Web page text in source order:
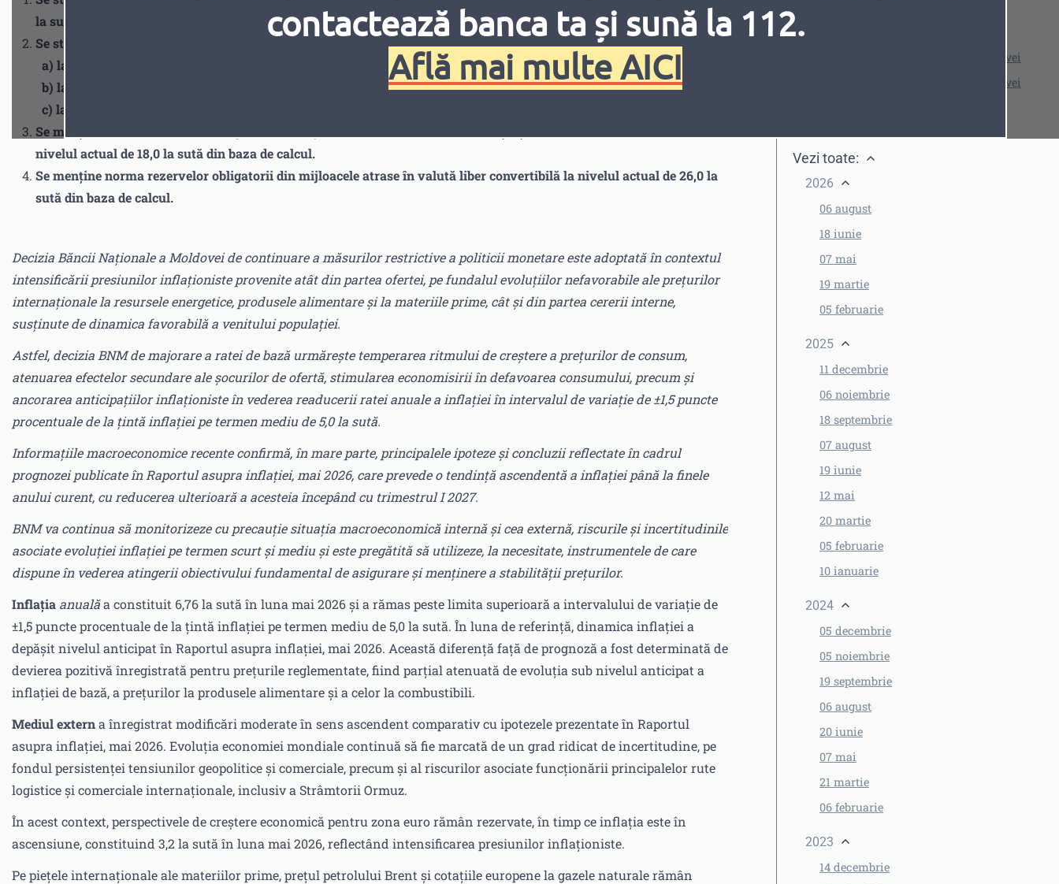
Fonturi Cursor
contactează banca ta și sună la 112.
Află mai multe AICI
la sută anual.
Se stabilesc ratele de dobândă:
a) la creditele overnight, la nivelul de 9,00 la sută anual;
b) la operațiunile repo, la nivelul de 7,25 la sută anual;
c) la depozitele overnight, la nivelul de 5,00 la sută anual.
Se menține norma rezervelor obligatorii din mijloacele atrase în lei moldovenești și în valută neconvertibilă la
nivelul actual de 18,0 la sută din baza de calcul.
Se menține norma rezervelor obligatorii din mijloacele atrase în valută liber convertibilă la nivelul actual de 26,0 la
sută din baza de calcul.
Decizia Băncii Naționale a Moldovei de continuare a măsurilor restrictive a politicii monetare este adoptată în contextul
intensificării presiunilor inflaționiste provenite atât din partea ofertei, pe fundalul evoluțiilor nefavorabile ale prețurilor
internaționale la resursele energetice, produsele alimentare și la materiile prime, cât și din partea cererii interne,
susținute de dinamica favorabilă a venitului populației.
Astfel, decizia BNM de majorare a ratei de bază urmărește temperarea ritmului de creștere a prețurilor de consum,
atenuarea efectelor secundare ale șocurilor de ofertă, stimularea economisirii în defavoarea consumului, precum și
ancorarea anticipațiilor inflaționiste în vederea readucerii ratei anuale a inflației în intervalul de variație de ±1,5 puncte
procentuale de la țintă inflației pe termen mediu de 5,0 la sută.
Informațiile macroeconomice recente confirmă, în mare parte, principalele ipoteze și concluzii reflectate în cadrul
prognozei publicate în Raportul asupra inflației, mai 2026, care prevede o tendință ascendentă a inflației până la finele
anului curent, cu reducerea ulterioară a acesteia începând cu trimestrul I 2027.
BNM va continua să monitorizeze cu precauție situația macroeconomică internă și cea externă, riscurile și incertitudinile
asociate evoluției inflației pe termen scurt și mediu și este pregătită să utilizeze, la necesitate, instrumentele de care
dispune în vederea atingerii obiectivului fundamental de asigurare și menținere a stabilității prețurilor.
Inflația anualăa constituit 6,76 la sută în luna mai 2026 și a rămas peste limita superioară a intervalului de variație de
±1,5 puncte procentuale de la țintă inflației pe termen mediu de 5,0 la sută. În luna de referință, dinamica inflației a
depășit nivelul anticipat în Raportul asupra inflației, mai 2026. Această diferență față de prognoză a fost determinată de
devierea pozitivă înregistrată pentru prețurile reglementate, fiind parțial atenuată de evoluția sub nivelul anticipat a
inflației de bază, a prețurilor la produsele alimentare și a celor la combustibili.
Mediul externa înregistrat modificări moderate în sens ascendent comparativ cu ipotezele prezentate în Raportul
asupra inflației, mai 2026. Evoluția economiei mondiale continuă să fie marcată de un grad ridicat de incertitudine, pe
fondul persistenței tensiunilor geopolitice și comerciale, precum și al riscurilor asociate funcționării principalelor rute
logistice și comerciale internaționale, inclusiv a Strâmtorii Ormuz.
În acest context, perspectivele de creștere economică pentru zona euro rămân rezervate, în timp ce inflația este în
ascensiune, constituind 3,2 la sută în luna mai 2026, reflectând intensificarea presiunilor inflaționiste.
Pe piețele internaționale ale materiilor prime, prețul petrolului Brent și cotațiile europene la gazele naturale rămân
Vezi și
Comunicat al Băncii Naționale a Moldovei
Comunicat al Băncii Naționale a Moldovei
Vezi toate:
2026
06 august
18 iunie
07 mai
19 martie
05 februarie
2025
11 decembrie
06 noiembrie
18 septembrie
07 august
19 iunie
12 mai
20 martie
05 februarie
10 ianuarie
2024
05 decembrie
05 noiembrie
19 septembrie
06 august
20 iunie
07 mai
21 martie
06 februarie
2023
14 decembrie